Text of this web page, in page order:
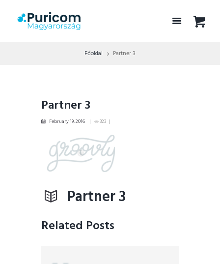
Főoldal Partner 3
Partner 3
February 19, 2016 323
Partner 3
Related Posts